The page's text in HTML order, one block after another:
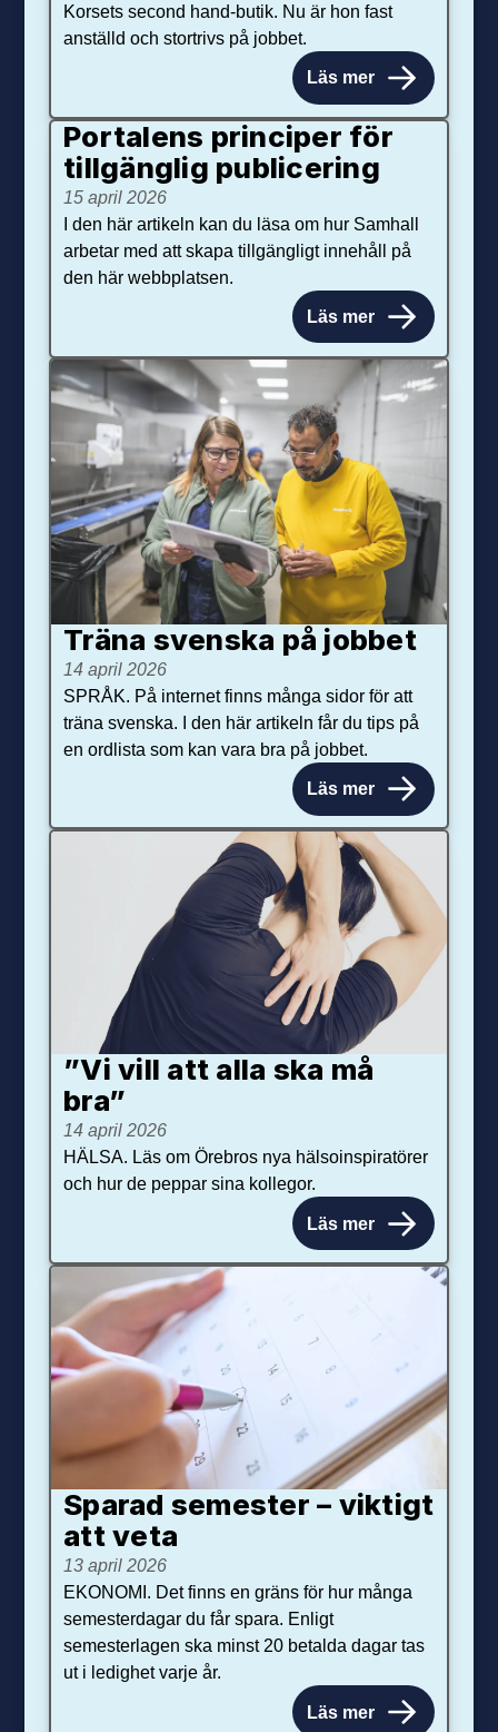
Korsets second hand-butik. Nu är hon fast
anställd och stortrivs på jobbet.
Läs mer
Portalens principer för
tillgänglig publicering
15 april 2026
I den här artikeln kan du läsa om hur Samhall
arbetar med att skapa tillgängligt innehåll på
den här webbplatsen.
Läs mer
Träna svenska på jobbet
14 april 2026
SPRÅK. På internet finns många sidor för att
träna svenska. I den här artikeln får du tips på
en ordlista som kan vara bra på jobbet.
Läs mer
”Vi vill att alla ska må
bra”
14 april 2026
HÄLSA. Läs om Örebros nya hälsoinspiratörer
och hur de peppar sina kollegor.
Läs mer
Sparad semester – viktigt
att veta
13 april 2026
EKONOMI. Det finns en gräns för hur många
semesterdagar du får spara. Enligt
semesterlagen ska minst 20 betalda dagar tas
ut i ledighet varje år.
Läs mer